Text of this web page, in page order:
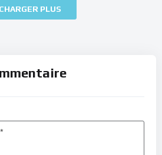
CHARGER PLUS